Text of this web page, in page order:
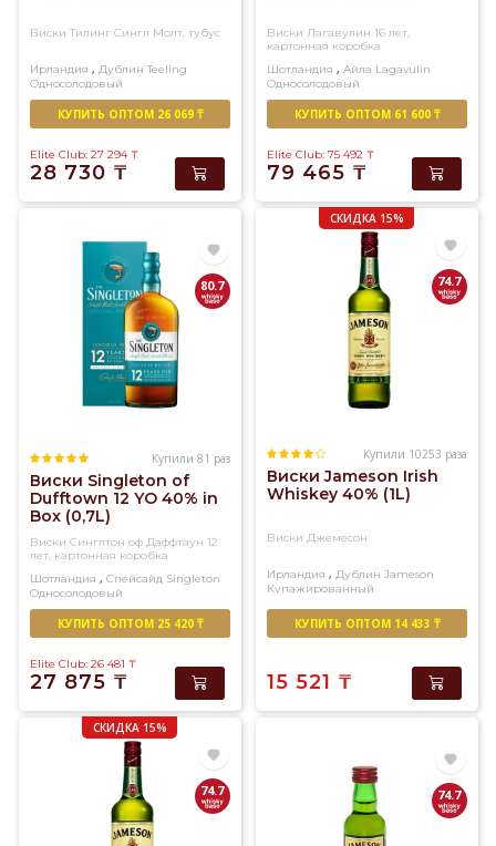
Виски Тилинг Сингл Молт, тубус
Ирландия , Дублин Teeling
Односолодовый
КУПИТЬ ОПТОМ 26 069 ₸
Elite Club: 27 294 ₸
28 730 ₸
Виски Лагавулин 16 лет,
картонная коробка
Шотландия , Айла Lagavulin
Односолодовый
КУПИТЬ ОПТОМ 61 600 ₸
Elite Club: 75 492 ₸
79 465 ₸
80.7
Купили 81 раз
Виски Singleton of
Dufftown 12 YO 40% in
Box (0,7L)
Виски Синглтон оф Даффтаун 12
лет, картонная коробка
Шотландия , Спейсайд Singleton
Односолодовый
КУПИТЬ ОПТОМ 25 420 ₸
Elite Club: 26 481 ₸
27 875 ₸
СКИДКА 15%
74.7
Купили 10253 раза
Виски Jameson Irish
Whiskey 40% (1L)
Виски Джемесон
Ирландия , Дублин Jameson
Купажированный
КУПИТЬ ОПТОМ 14 433 ₸
15 521 ₸
СКИДКА 15%
74.7 74.7